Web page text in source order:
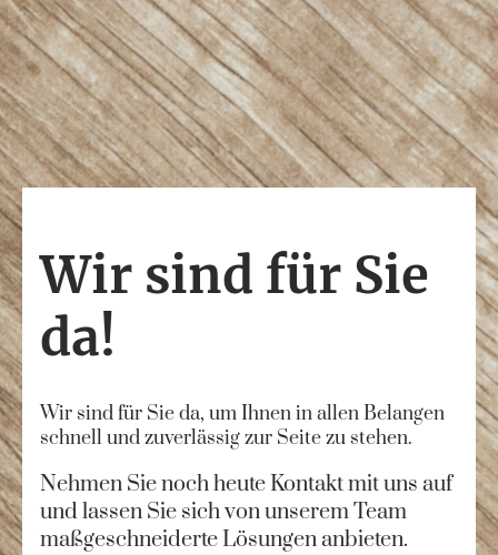
Wir sind für Sie
da!
Wir sind für Sie da, um Ihnen in allen Belangen
schnell und zuverlässig zur Seite zu stehen.
Nehmen Sie noch heute Kontakt mit uns auf
und lassen Sie sich von unserem Team
maßgeschneiderte Lösungen anbieten.